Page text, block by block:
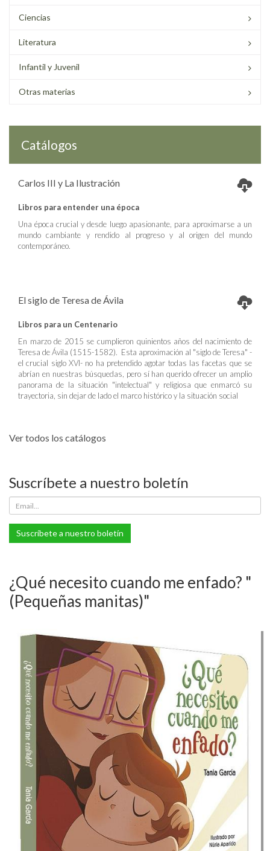
Ciencias
Literatura
Infantil y Juvenil
Otras materias
Catálogos
Carlos III y La Ilustración
Libros para entender una época
Una época crucial y desde luego apasionante, para aproximarse a un
mundo cambiante y rendido al progreso y al origen del mundo
contemporáneo.
El siglo de Teresa de Ávila
Libros para un Centenario
En marzo de 2015 se cumplieron quinientos años del nacimiento de
Teresa de Ávila (1515-1582). Esta aproximación al "siglo de Teresa" -
el crucial siglo XVI- no ha pretendido agotar todas las facetas que se
abrían en nuestras búsquedas, pero sí han querido ofrecer un amplio
panorama de la situación "intelectual" y religiosa que enmarcó su
trayectoria, sin dejar de lado el marco histórico y la situación social
Ver todos los catálogos
Suscríbete a nuestro boletín
Suscríbete a nuestro boletín
¿Qué necesito cuando me enfado? "
(Pequeñas manitas)"